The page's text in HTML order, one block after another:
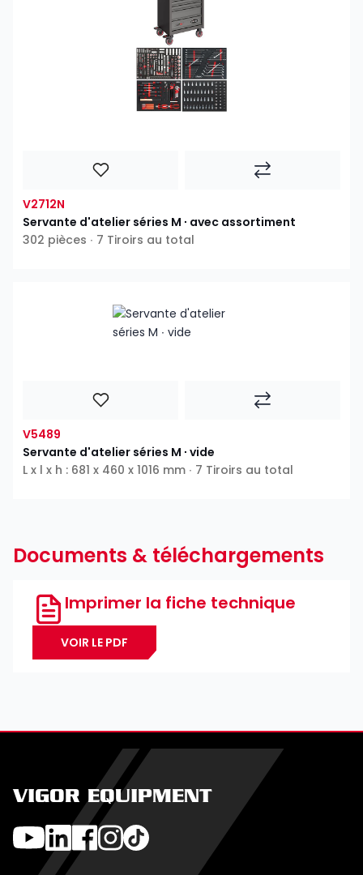
V2712N
Servante d'atelier séries M ∙ avec assortiment
302 pièces ∙ 7 Tiroirs au total
V5489
Servante d'atelier séries M ∙ vide
L x l x h : 681 x 460 x 1016 mm ∙ 7 Tiroirs au total
Documents & téléchargements
Imprimer la fiche technique
VOIR LE PDF
VIGOR EQUIPMENT